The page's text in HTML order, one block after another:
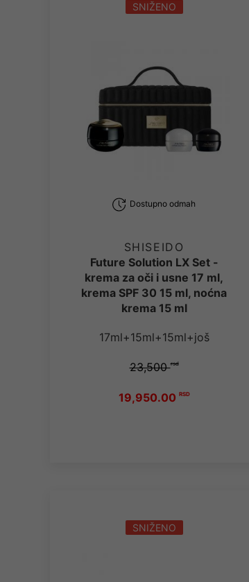
SNIŽENO
Dostupno odmah
SHISEIDO
Future Solution LX Set -
krema za oči i usne 17 ml,
krema SPF 30 15 ml, noćna
krema 15 ml
17ml+15ml+15ml+još
23,500rsd
19,950.00 RSD
SNIŽENO